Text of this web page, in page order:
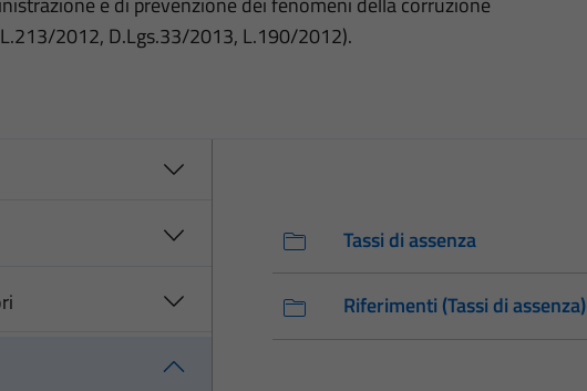
2012, D.Lgs.33/2013, L.190/2012).
Tassi di assenza
Riferimenti (Tassi di assenza)